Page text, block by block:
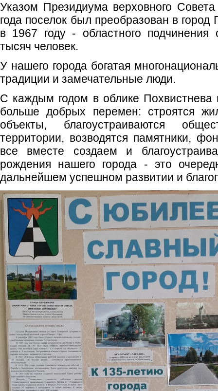
Указом Президиума верховного
года поселок был преобразован в город
в 1967 году - областного
тысяч человек.
У нашего города богатая
традиции и замечательные люди.
С каждым годом в облике Похвистнева
больше добрых перемен: строятся
объекты, благоустраиваются
территории, возводятся памятники,
все вместе создаем и
рождения нашего города - это
дальнейшем успешном развитии и